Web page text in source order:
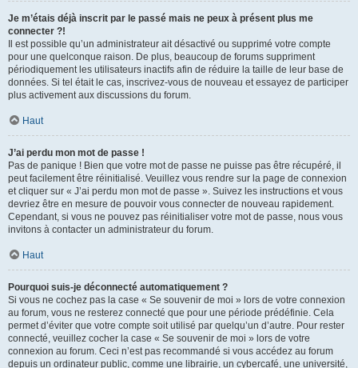
Je m’étais déjà inscrit par le passé mais ne peux à présent plus me
connecter ?!
Il est possible qu’un administrateur ait désactivé ou supprimé votre compte
pour une quelconque raison. De plus, beaucoup de forums suppriment
périodiquement les utilisateurs inactifs afin de réduire la taille de leur base de
données. Si tel était le cas, inscrivez-vous de nouveau et essayez de participer
plus activement aux discussions du forum.
Haut
J’ai perdu mon mot de passe !
Pas de panique ! Bien que votre mot de passe ne puisse pas être récupéré, il
peut facilement être réinitialisé. Veuillez vous rendre sur la page de connexion
et cliquer sur « J’ai perdu mon mot de passe ». Suivez les instructions et vous
devriez être en mesure de pouvoir vous connecter de nouveau rapidement.
Cependant, si vous ne pouvez pas réinitialiser votre mot de passe, nous vous
invitons à contacter un administrateur du forum.
Haut
Pourquoi suis-je déconnecté automatiquement ?
Si vous ne cochez pas la case « Se souvenir de moi » lors de votre connexion
au forum, vous ne resterez connecté que pour une période prédéfinie. Cela
permet d’éviter que votre compte soit utilisé par quelqu’un d’autre. Pour rester
connecté, veuillez cocher la case « Se souvenir de moi » lors de votre
connexion au forum. Ceci n’est pas recommandé si vous accédez au forum
depuis un ordinateur public, comme une librairie, un cybercafé, une université,